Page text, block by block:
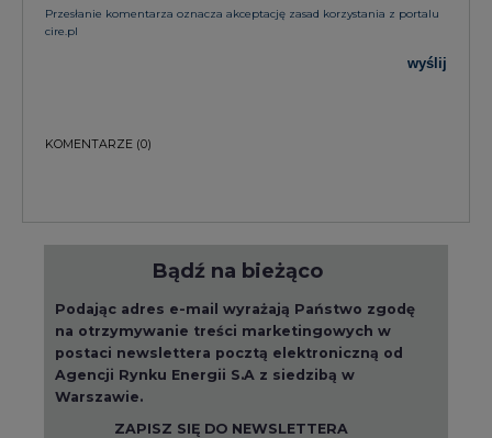
Przesłanie komentarza oznacza akceptację zasad korzystania z portalu
cire.pl
wyślij
KOMENTARZE (0)
Bądź na bieżąco
Podając adres e-mail wyrażają Państwo zgodę
na otrzymywanie treści marketingowych w
postaci newslettera pocztą elektroniczną od
Agencji Rynku Energii S.A z siedzibą w
Warszawie.
ZAPISZ SIĘ DO NEWSLETTERA